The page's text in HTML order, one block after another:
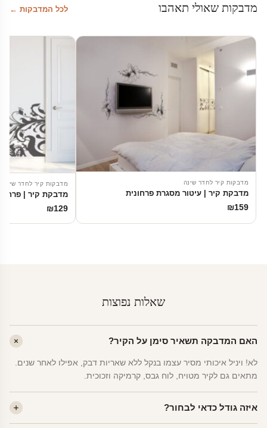
מדבקות שאולי תאהבו לכל המדבקות ←
מדבקות קיר לחדר שינה
מדבקת קיר | עיטור מסגרת פרחונית
₪159
מדבקות קיר לחדר שינה
מדבקת קיר |
₪129
שאלות נפוצות
האם המדבקה תשאיר סימן על הקיר?
לא! ויניל איכותי מסיר עצמו בנקל ללא שאריות דבק, אפילו לאחר שנים.
מתאים גם לקיר מטויח, לוח גבס, קרמיקה וזכוכית.
איזה גודל כדאי לבחור?